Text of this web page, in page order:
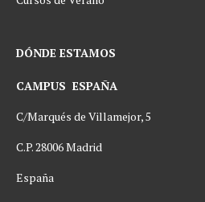
DÓNDE ESTAMOS
CAMPUS ESPAÑA
C/Marqués de Villamejor, 5
C.P. 28006 Madrid
España